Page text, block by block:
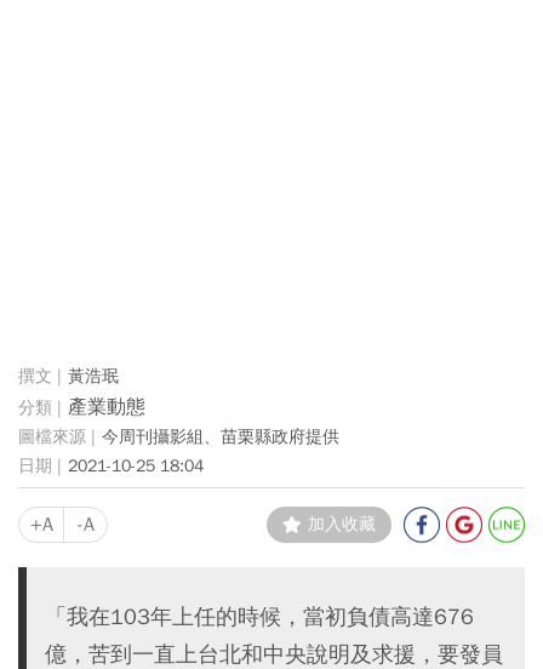
黃浩珉
產業動態
今周刊攝影組、苗栗縣政府提供
2021-10-25 18:04
+A -A 加入收藏
「我在103年上任的時候，當初負債高達676
億，苦到一直上台北和中央說明及求援，要發員